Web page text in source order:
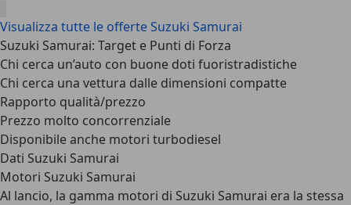
Visualizza tutte le offerte Suzuki Samurai
Suzuki Samurai: Target e Punti di Forza
Chi cerca un’auto con buone doti fuoristradistiche
Chi cerca una vettura dalle dimensioni compatte
Rapporto qualità/prezzo
Prezzo molto concorrenziale
Disponibile anche motori turbodiesel
Dati Suzuki Samurai
Motori Suzuki Samurai
Al lancio, la gamma motori di Suzuki Samurai era la stessa